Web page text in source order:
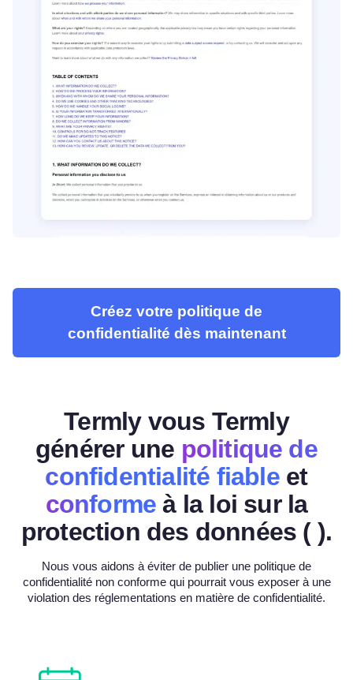
Créez votre politique de
confidentialité dès maintenant
Termly vous Termly
générer une politique de
confidentialité fiableet
conforme à la loi sur la
protection des données ().
Nous vous aidons à éviter de publier une politique de
confidentialité non conforme qui pourrait vous exposer à une
violation des réglementations en matière de confidentialité.